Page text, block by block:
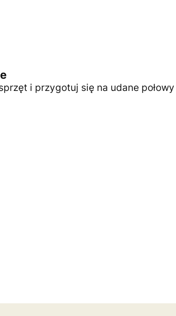
i przygotuj się na udane połowy